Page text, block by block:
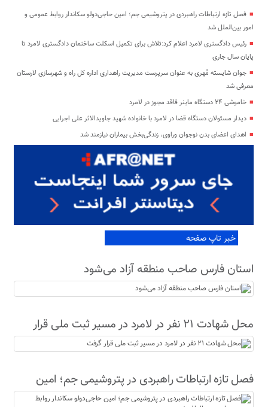
فصل تازه ارتباطات راهبردی در پتروشیمی جم؛ امین حاجی‌دولو سکاندار روابط عمومی و
امور بین‌الملل شد
رئیس دادگستری لامرد اعلام کرد:تلاش برای تکمیل اسکلت ساختمان دادگستری لامرد تا
پایان سال جاری
جوان شایسته مُهری به عنوان سرپرست مدیریت راهداری اداره کل راه و شهرسازی لارستان
معرفی شد
خاموشی ۲۴ دستگاه ماینر فاقد مجوز در لامرد
دیدار مسئولان دستگاه قضا در لامرد با خانواده شهید جاویدالاثر علی اجرایی
اهدای اعضای بدن نوجوان وراوی، زندگی‌بخش بیماران نیازمند شد
خبر تاپ صفحه
استان فارس صاحب منطقه آزاد می‌شود
محل شهادت ۲۱ نفر در لامرد در مسیر ثبت ملی قرار
گرفت
فصل تازه ارتباطات راهبردی در پتروشیمی جم؛ امین
حاجی‌دولو سکاندار روابط عمومی و امور بین‌الملل شد